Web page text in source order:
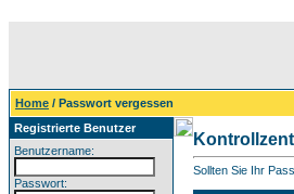
Home / Passwort vergessen
Registrierte Benutzer
Benutzername:
Passwort:
Sollten Sie Ihr